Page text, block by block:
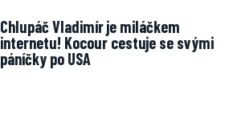
Chlupáč Vladimír je miláčkem
internetu! Kocour cestuje se svými
páníčky po USA